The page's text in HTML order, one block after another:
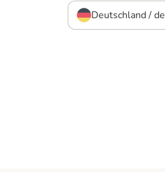
Deutschland / de